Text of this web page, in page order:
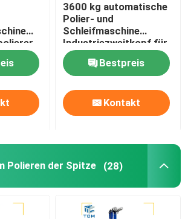
3600 kg automatische
Polier- und
Schleifmaschine
Industriezweitkopf für
Tankfahrzeuge
Bestpreis
Kontakt
Polieren der Spitze (28)